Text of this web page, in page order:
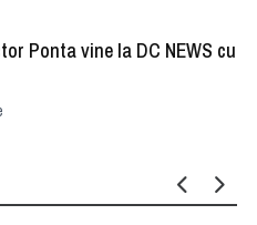
Ponta vine la DC NEWS cu